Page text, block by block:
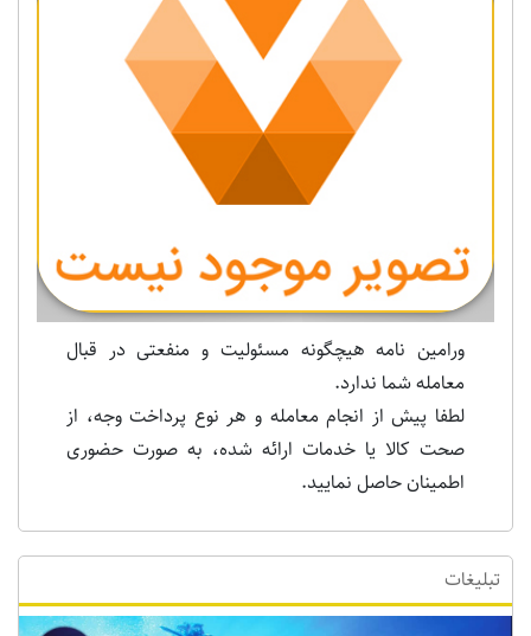
ورامین نامه هیچگونه مسئولیت و منفعتی در قبال
معامله شما ندارد.
لطفا پیش از انجام معامله و هر نوع پرداخت وجه، از
صحت کالا یا خدمات ارائه شده، به صورت حضوری
اطمینان حاصل نمایید.
تبلیغات